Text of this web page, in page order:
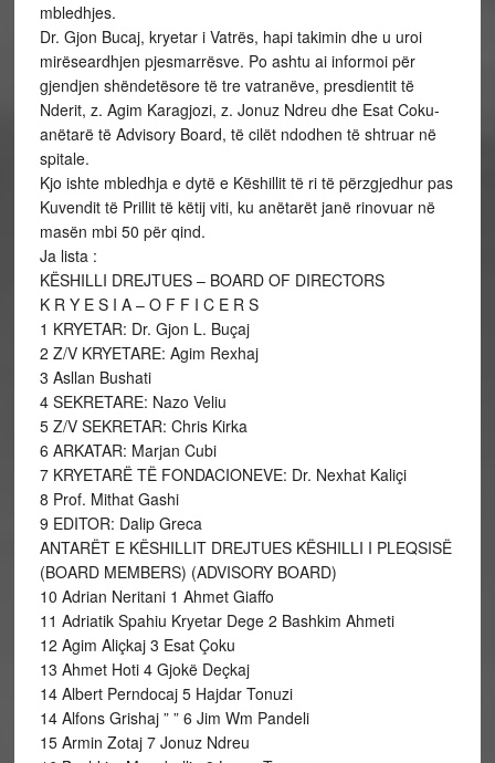
mbledhjes.
Dr. Gjon Bucaj, kryetar i Vatrës, hapi takimin dhe u uroi
mirëseardhjen pjesmarrësve. Po ashtu ai informoi për
gjendjen shëndetësore të tre vatranëve, presdientit të
Nderit, z. Agim Karagjozi, z. Jonuz Ndreu dhe Esat Coku-
anëtarë të Advisory Board, të cilët ndodhen të shtruar në
spitale.
Kjo ishte mbledhja e dytë e Këshillit të ri të përzgjedhur pas
Kuvendit të Prillit të këtij viti, ku anëtarët janë rinovuar në
masën mbi 50 për qind.
Ja lista :
KËSHILLI DREJTUES – BOARD OF DIRECTORS
K R Y E S I A – O F F I C E R S
1 KRYETAR: Dr. Gjon L. Buçaj
2 Z/V KRYETARE: Agim Rexhaj
3 Asllan Bushati
4 SEKRETARE: Nazo Veliu
5 Z/V SEKRETAR: Chris Kirka
6 ARKATAR: Marjan Cubi
7 KRYETARË TË FONDACIONEVE: Dr. Nexhat Kaliçi
8 Prof. Mithat Gashi
9 EDITOR: Dalip Greca
ANTARËT E KËSHILLIT DREJTUES KËSHILLI I PLEQSISË
(BOARD MEMBERS) (ADVISORY BOARD)
10 Adrian Neritani 1 Ahmet Giaffo
11 Adriatik Spahiu Kryetar Dege 2 Bashkim Ahmeti
12 Agim Aliçkaj 3 Esat Çoku
13 Ahmet Hoti 4 Gjokë Deçkaj
14 Albert Perndocaj 5 Hajdar Tonuzi
14 Alfons Grishaj ” ” 6 Jim Wm Pandeli
15 Armin Zotaj 7 Jonuz Ndreu